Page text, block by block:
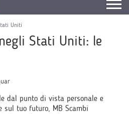
Uniti
Stati Uniti: le
dal punto di vista personale e
sul tuo futuro, MB Scambi